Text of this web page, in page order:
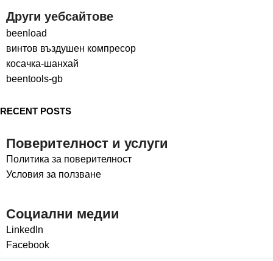
Други уебсайтове
beenload
винтов въздушен компресор
косачка-шанхай
beentools-gb
RECENT POSTS
Поверителност и услуги
Политика за поверителност
Условия за ползване
Социални медии
LinkedIn
Facebook